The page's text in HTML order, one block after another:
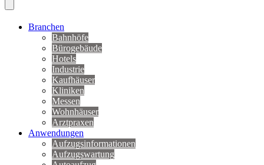
Branchen
Bahnhöfe
Bürogebäude
Hotels
Industrie
Kaufhäuser
Kliniken
Messen
Wohnhäuser
Arztpraxen
Anwendungen
Aufzugsinformationen
Aufzugswartung